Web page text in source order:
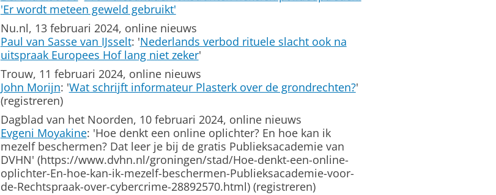
'Er wordt meteen geweld gebruikt'
Nu.nl, 13 februari 2024, online nieuws
Paul van Sasse van IJsselt: 'Nederlands verbod rituele slacht ook na
uitspraak Europees Hof lang niet zeker'
Trouw, 11 februari 2024, online nieuws
John Morijn: 'Wat schrijft informateur Plasterk over de grondrechten?'
(registreren)
Dagblad van het Noorden, 10 februari 2024, online nieuws
Evgeni Moyakine: 'Hoe denkt een online oplichter? En hoe kan ik
mezelf beschermen? Dat leer je bij de gratis Publieksacademie van
DVHN' (https://www.dvhn.nl/groningen/stad/Hoe-denkt-een-online-
oplichter-En-hoe-kan-ik-mezelf-beschermen-Publieksacademie-voor-
de-Rechtspraak-over-cybercrime-28892570.html) (registreren)